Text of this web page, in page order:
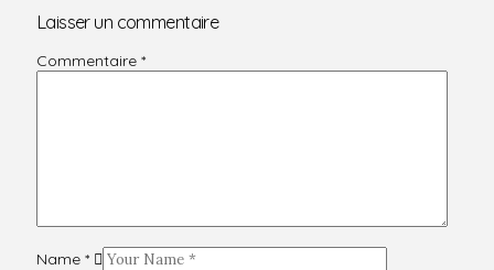
Laisser un commentaire
Commentaire *
Name *